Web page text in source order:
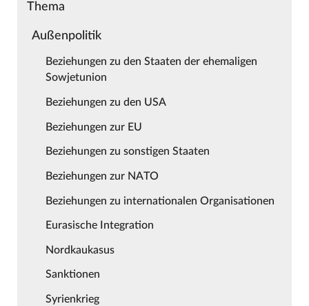
Thema
Außenpolitik
Beziehungen zu den Staaten der ehemaligen
Sowjetunion
Beziehungen zu den USA
Beziehungen zur EU
Beziehungen zu sonstigen Staaten
Beziehungen zur NATO
Beziehungen zu internationalen Organisationen
Eurasische Integration
Nordkaukasus
Sanktionen
Syrienkrieg